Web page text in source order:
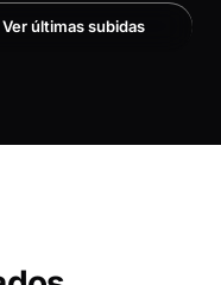
Ver últimas subidas